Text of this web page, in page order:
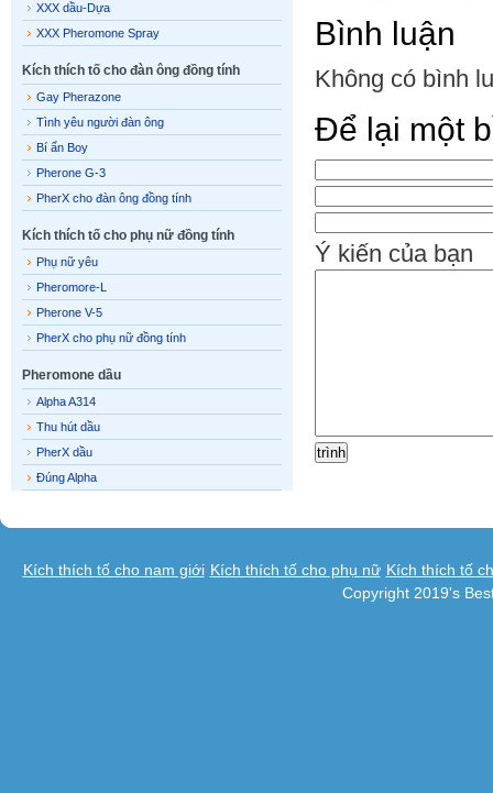
Bình luận
Không có bình
Để lại một
Ý kiến ​​của bạn
XXX dầu-Dựa
XXX Pheromone Spray
Kích thích tố cho đàn ông đồng tính
Gay Pherazone
Tình yêu người đàn ông
Bí ẩn Boy
Pherone G-3
PherX cho đàn ông đồng tính
Kích thích tố cho phụ nữ đồng tính
Phụ nữ yêu
Pheromore-L
Pherone V-5
PherX cho phụ nữ đồng tính
Pheromone dầu
Alpha A314
Thu hút dầu
PherX dầu
Đúng Alpha
Kích thích tố cho nam giới Kích thích tố cho phụ nữ Kích thích tố
Copyright 2019's